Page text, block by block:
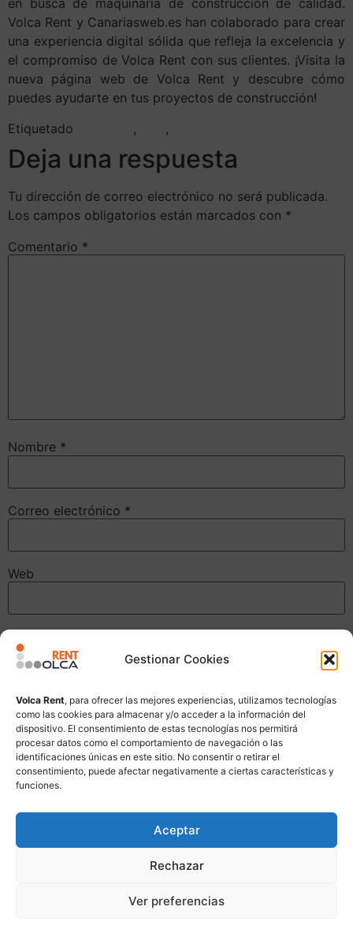
Gestionar Cookies
Volca Rent, para ofrecer las mejores experiencias, utilizamos tecnologías
como las cookies para almacenar y/o acceder a la información del
dispositivo. El consentimiento de estas tecnologías nos permitirá
procesar datos como el comportamiento de navegación o las
identificaciones únicas en este sitio. No consentir o retirar el
consentimiento, puede afectar negativamente a ciertas características y
funciones.
Aceptar
Rechazar
Ver preferencias
en busca de maquinaria de construcción de calidad.
Volca Rent y Canariasweb.es han colaborado para crear
una experiencia digital sólida que refleja la excelencia y
el compromiso de Volca Rent con sus clientes. ¡Visita la
nueva página web de Volca Rent y descubre cómo
puedes ayudarte en tus proyectos de construcción!
Etiquetado
, ,
Deja una respuesta
Tu dirección de correo electrónico no será publicada.
Los campos obligatorios están marcados con *
Comentario *
Nombre *
Correo electrónico *
Web
Guarda mi nombre, correo electrónico y web en este
navegador para la próxima vez que comente.